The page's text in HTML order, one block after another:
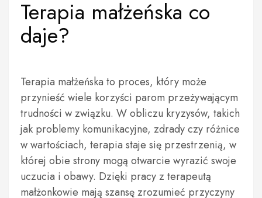
Terapia małżeńska co
daje?
Terapia małżeńska to proces, który może
przynieść wiele korzyści parom przeżywającym
trudności w związku. W obliczu kryzysów, takich
jak problemy komunikacyjne, zdrady czy różnice
w wartościach, terapia staje się przestrzenią, w
której obie strony mogą otwarcie wyrazić swoje
uczucia i obawy. Dzięki pracy z terapeutą
małżonkowie mają szansę zrozumieć przyczyny